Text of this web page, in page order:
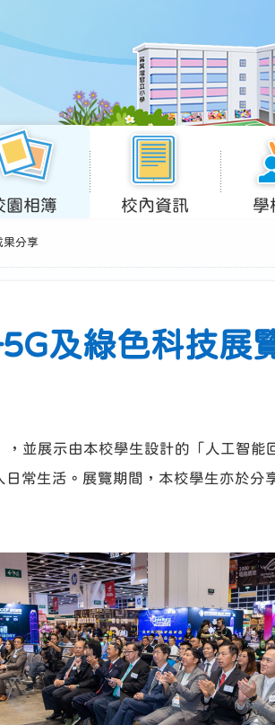
園相簿 校內資訊 學
果分享
及綠色科技展
並展示由本校學生設計的「人工智
常生活。展覽期間，本校學生亦於